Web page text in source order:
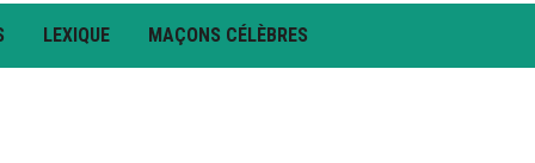
LEXIQUE MAÇONS CÉLÈBRES